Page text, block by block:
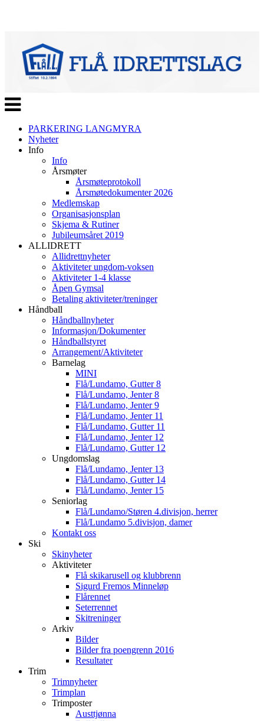
Veksle
navigasjon
PARKERING LANGMYRA
Nyheter
Info
Info
Årsmøter
Årsmøteprotokoll
Årsmøtedokumenter 2026
Medlemskap
Organisasjonsplan
Skjema & Rutiner
Jubileumsåret 2019
ALLIDRETT
Allidrettnyheter
Aktiviteter ungdom-voksen
Aktiviteter 1-4 klasse
Åpen Gymsal
Betaling aktiviteter/treninger
Håndball
Håndballnyheter
Informasjon/Dokumenter
Håndballstyret
Arrangement/Aktiviteter
Barnelag
MINI
Flå/Lundamo, Gutter 8
Flå/Lundamo, Jenter 8
Flå/Lundamo, Jenter 9
Flå/Lundamo, Jenter 11
Flå/Lundamo, Gutter 11
Flå/Lundamo, Jenter 12
Flå/Lundamo, Gutter 12
Ungdomslag
Flå/Lundamo, Jenter 13
Flå/Lundamo, Gutter 14
Flå/Lundamo, Jenter 15
Seniorlag
Flå/Lundamo/Støren 4.divisjon, herrer
Flå/Lundamo 5.divisjon, damer
Kontakt oss
Ski
Skinyheter
Aktiviteter
Flå skikarusell og klubbrenn
Sigurd Fremos Minneløp
Flårennet
Seterrennet
Skitreninger
Arkiv
Bilder
Bilder fra poengrenn 2016
Resultater
Trim
Trimnyheter
Trimplan
Trimposter
Austtjønna